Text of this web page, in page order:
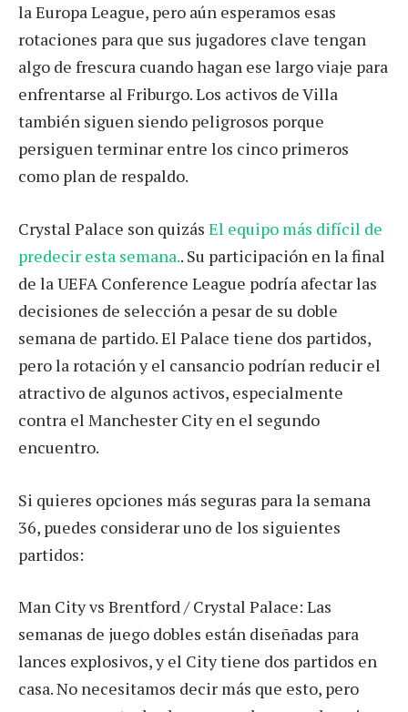
la Europa League, pero aún esperamos esas
rotaciones para que sus jugadores clave tengan
algo de frescura cuando hagan ese largo viaje para
enfrentarse al Friburgo. Los activos de Villa
también siguen siendo peligrosos porque
persiguen terminar entre los cinco primeros
como plan de respaldo.
Crystal Palace son quizás El equipo más difícil de
predecir esta semana.. Su participación en la final
de la UEFA Conference League podría afectar las
decisiones de selección a pesar de su doble
semana de partido. El Palace tiene dos partidos,
pero la rotación y el cansancio podrían reducir el
atractivo de algunos activos, especialmente
contra el Manchester City en el segundo
encuentro.
Si quieres opciones más seguras para la semana
36, ​​puedes considerar uno de los siguientes
partidos:
Man City vs Brentford / Crystal Palace: Las
semanas de juego dobles están diseñadas para
lances explosivos, y el City tiene dos partidos en
casa. No necesitamos decir más que esto, pero